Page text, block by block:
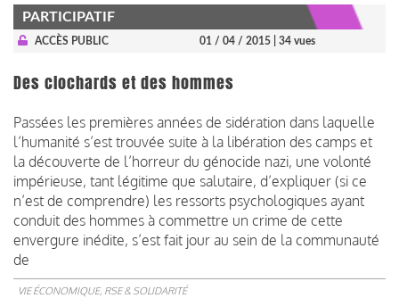
PARTICIPATIF
ACCÈS PUBLIC 01 / 04 / 2015 | 34 vues
Des clochards et des hommes
Passées les premières années de sidération dans laquelle
l’humanité s’est trouvée suite à la libération des camps et
la découverte de l’horreur du génocide nazi, une volonté
impérieuse, tant légitime que salutaire, d’expliquer (si ce
n’est de comprendre) les ressorts psychologiques ayant
conduit des hommes à commettre un crime de cette
envergure inédite, s’est fait jour au sein de la communauté
de
VIE ÉCONOMIQUE, RSE & SOLIDARITÉ